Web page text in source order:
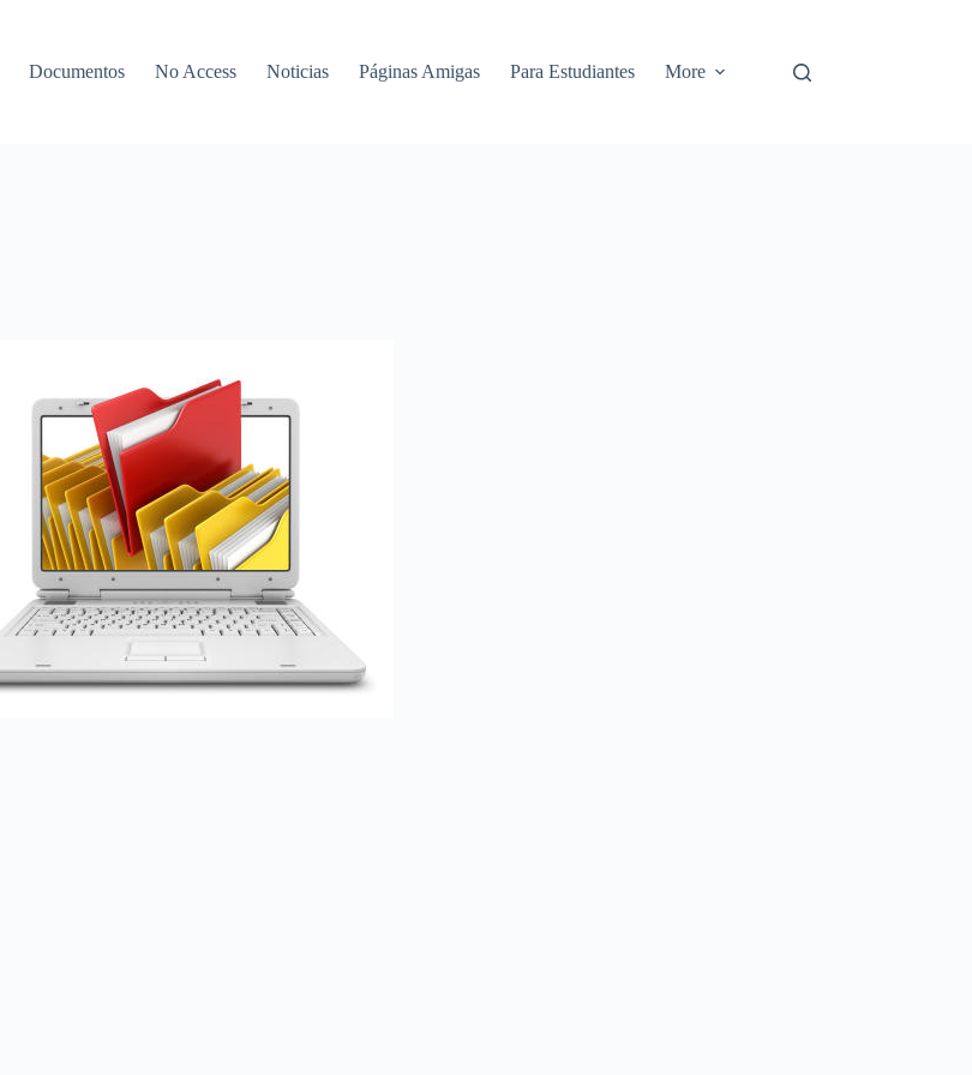
Documentos No Access Noticias Páginas Amigas Para Estudiantes More